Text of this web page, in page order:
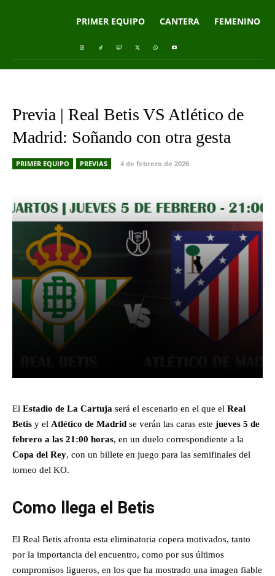
PRIMER EQUIPO CANTERA FEMENINO
Previa | Real Betis VS Atlético de
Madrid: Soñando con otra gesta
PRIMER EQUIPO PREVIAS 4 de febrero de 2026
El Estadio de La Cartuja será el escenario en el que el Real
Betis y el Atlético de Madrid se verán las caras este jueves 5 de
febrero a las 21:00 horas, en un duelo correspondiente a la
Copa del Rey, con un billete en juego para las semifinales del
torneo del KO.
Como llega el Betis
El Real Betis afronta esta eliminatoria copera motivados, tanto
por la importancia del encuentro, como por sus últimos
compromisos ligueros, en los que ha mostrado una imagen fiable